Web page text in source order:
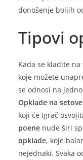
donošenje boljih
Tipovi
Kada se kladite
koje možete
se odnosi na
Opklade na setove
koji će igrač
poene nude širi
opklade, koje
nejednaki. Svaka